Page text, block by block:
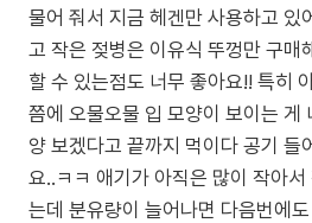
물어 줘서 지금 헤겐만 사용하고 있
고 작은 젖병은 이유식 뚜껑만 구매
할 수 있는점도 너무 좋아요!! 특히
쯤에 오물오물 입 모양이 보이는 게
양 보겠다고 끝까지 먹이다 공기 들
요..ㅋㅋ 애기가 아직은 많이 작아
는데 분유량이 늘어나면 다음번에